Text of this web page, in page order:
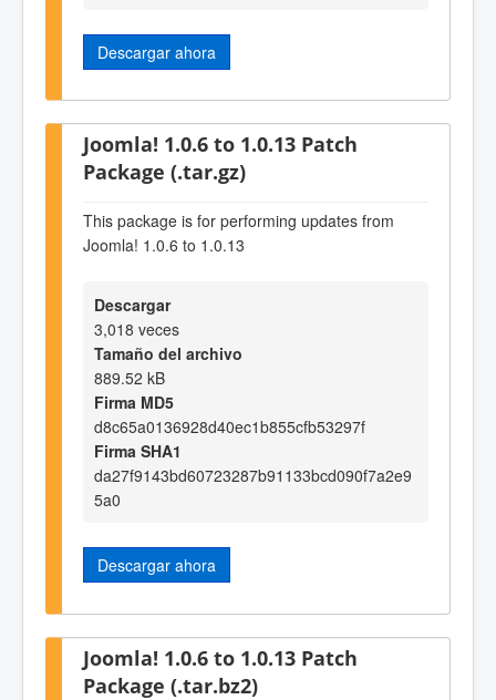
Descargar ahora
Joomla! 1.0.6 to 1.0.13 Patch
Package (.tar.gz)
This package is for performing updates from
Joomla! 1.0.6 to 1.0.13
Descargar
3,018 veces
Tamaño del archivo
889.52 kB
Firma MD5
d8c65a0136928d40ec1b855cfb53297f
Firma SHA1
da27f9143bd60723287b91133bcd090f7a2e9
5a0
Descargar ahora
Joomla! 1.0.6 to 1.0.13 Patch
Package (.tar.bz2)